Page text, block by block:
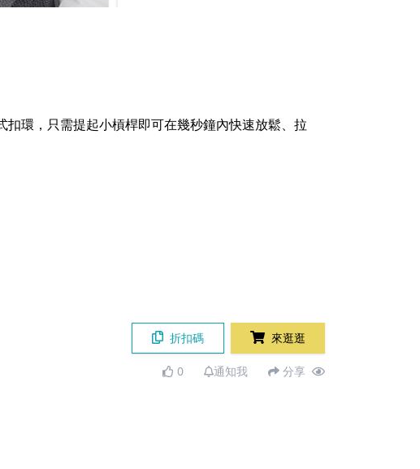
環，只需提起小槓桿即可在幾秒鐘內快速放鬆、拉
折扣碼 來逛逛
0 通知我 分享